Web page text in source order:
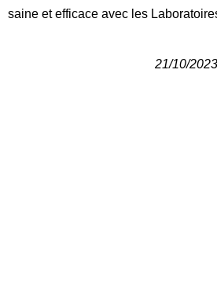
saine et efficace avec les
21/10/